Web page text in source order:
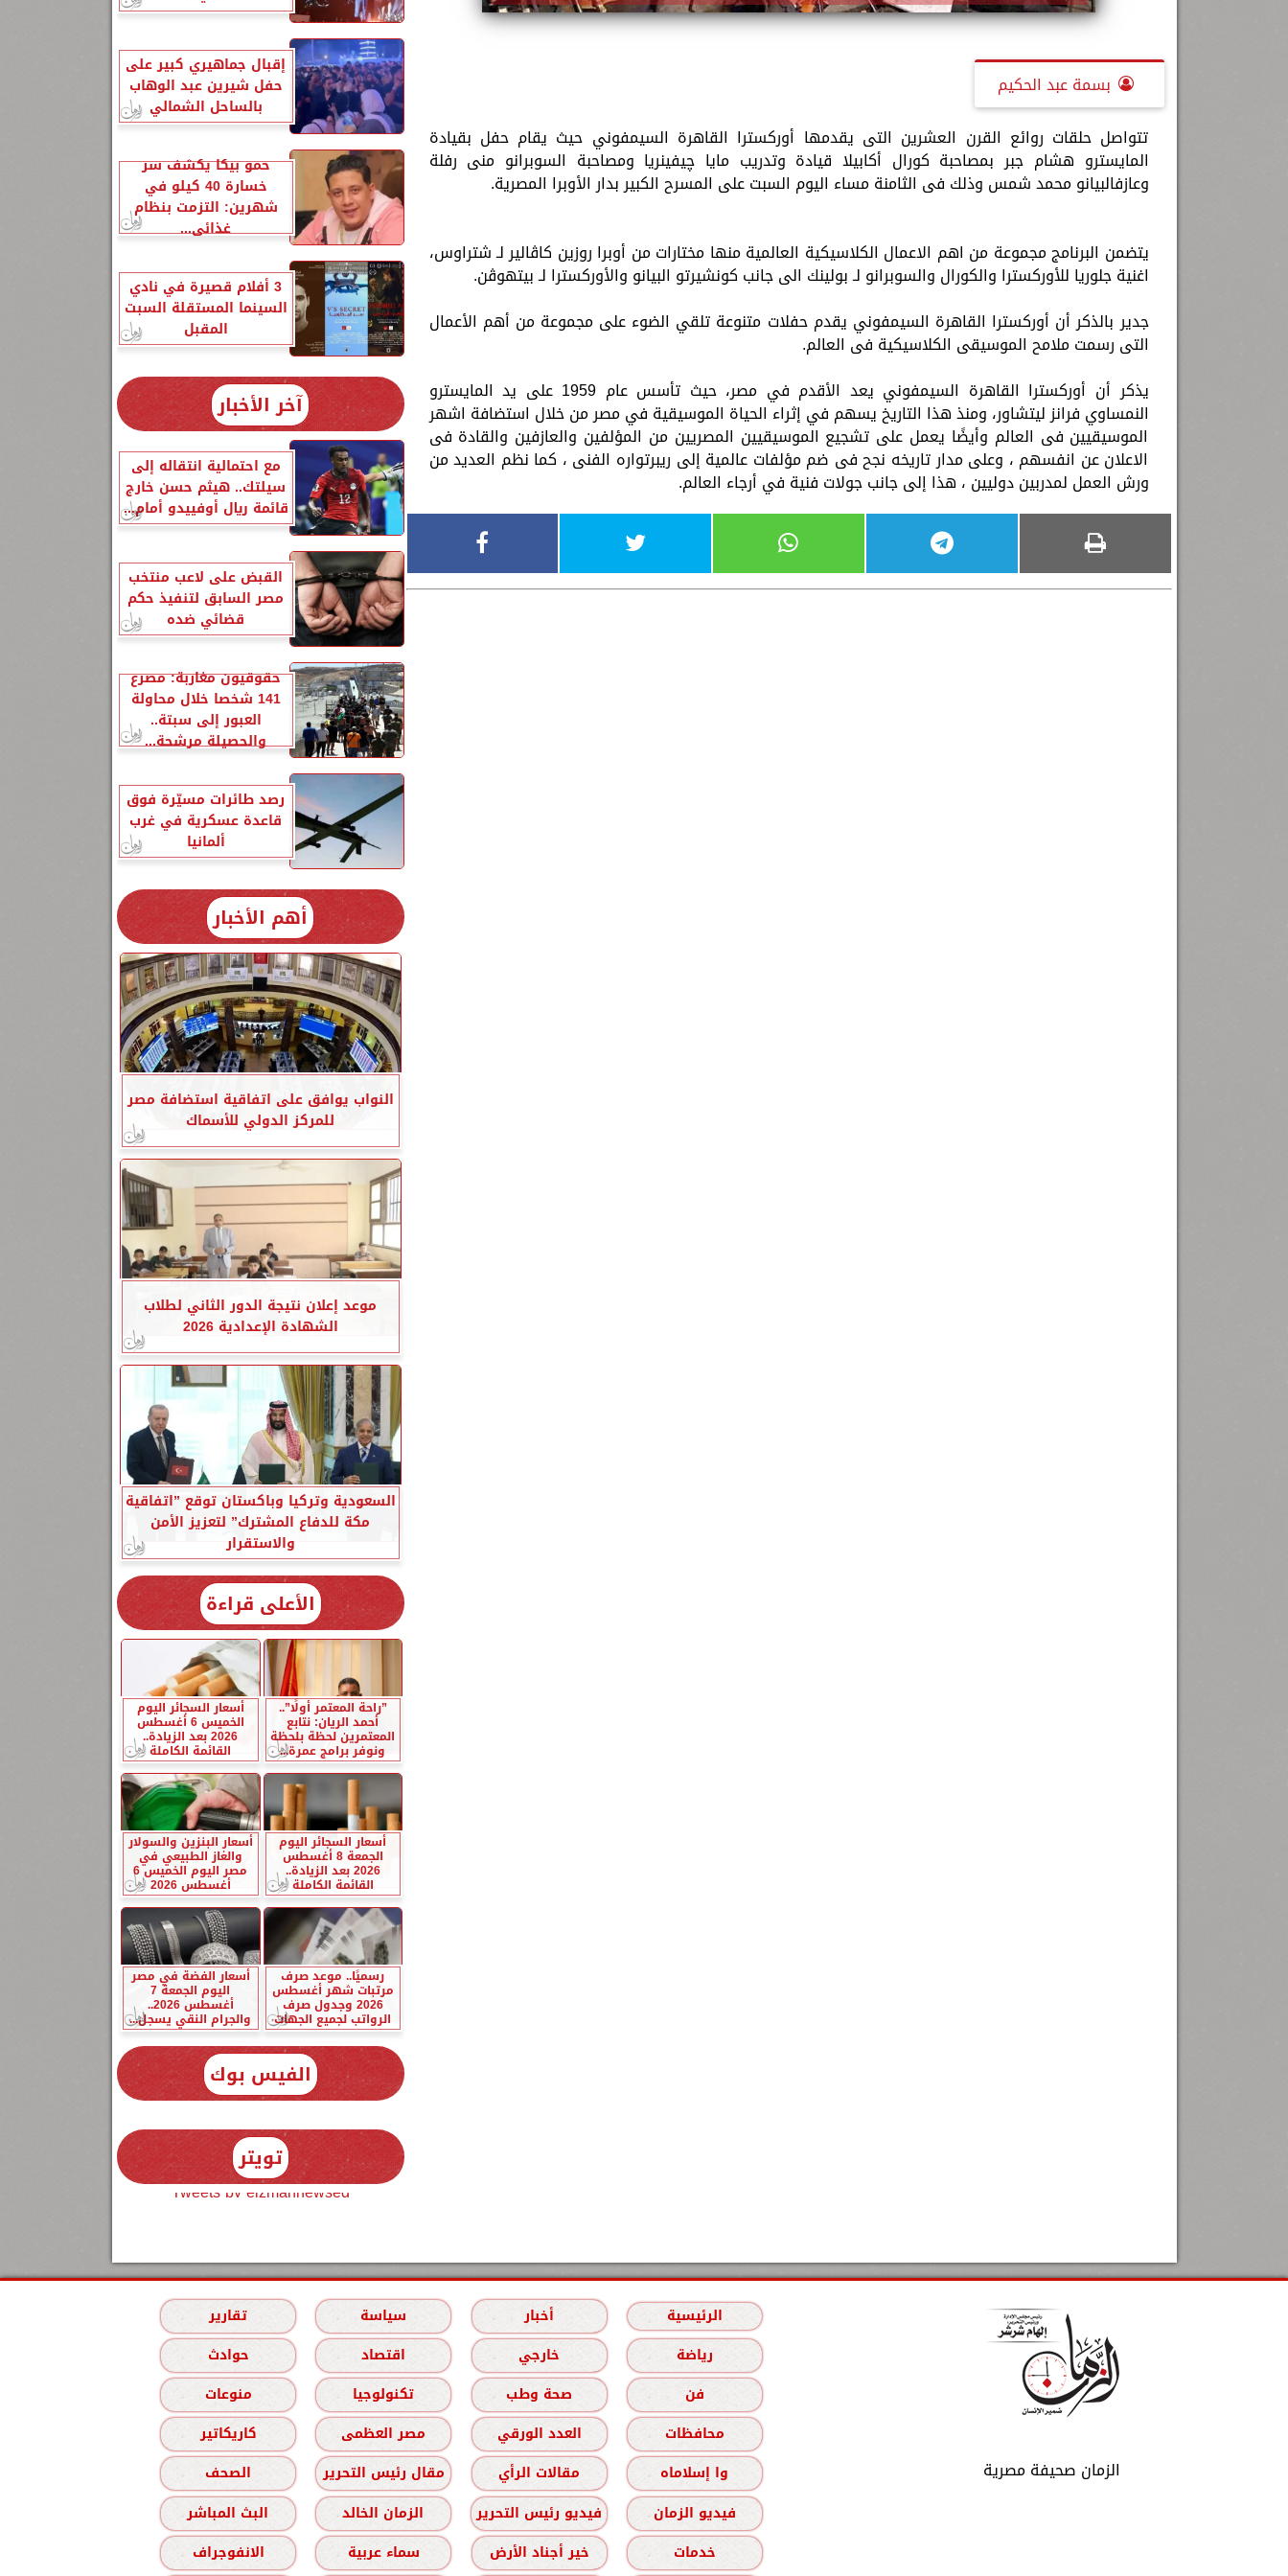
بسمة عبد الحكيم
تتواصل حلقات روائع القرن العشرين التى يقدمها أوركسترا القاهرة السيمفوني حيث يقام حفل بقيادة
المايسترو هشام جبر بمصاحبة كورال أكابيلا قيادة وتدريب مايا چيفينريا ومصاحبة السوبرانو منى رفلة
وعازفالبيانو محمد شمس وذلك فى الثامنة مساء اليوم السبت على المسرح الكبير بدار الأوبرا المصرية.
يتضمن البرنامج مجموعة من اهم الاعمال الكلاسيكية العالمية منها مختارات من أوبرا روزين كاڤالير لـ شتراوس،
اغنية جلوريا للأوركسترا والكورال والسوبرانو لـ بولينك الى جانب كونشيرتو البيانو والأوركسترا لـ بيتهوڤن.
جدير بالذكر أن أوركسترا القاهرة السيمفوني يقدم حفلات متنوعة تلقي الضوء على مجموعة من أهم الأعمال
التى رسمت ملامح الموسيقى الكلاسيكية فى العالم.
يذكر أن أوركسترا القاهرة السيمفوني يعد الأقدم في مصر، حيث تأسس عام 1959 على يد المايسترو
النمساوي فرانز ليتشاور، ومنذ هذا التاريخ يسهم في إثراء الحياة الموسيقية في مصر من خلال استضافة اشهر
الموسيقيين فى العالم وأيضًا يعمل على تشجيع الموسيقيين المصريين من المؤلفين والعازفين والقادة فى
الاعلان عن انفسهم ، وعلى مدار تاريخه نجح فى ضم مؤلفات عالمية إلى ريبرتواره الفنى ، كما نظم العديد من
ورش العمل لمدربين دوليين ، هذا إلى جانب جولات فنية في أرجاء العالم.
إقبال جماهيري كبير على
حفل شيرين عبد الوهاب
بالساحل الشمالي
حمو بيكا يكشف سر
خسارة 40 كيلو في
شهرين: التزمت بنظام
غذائي...
3 أفلام قصيرة في نادي
السينما المستقلة السبت
المقبل
آخر الأخبار
مع احتمالية انتقاله إلى
سيلتك.. هيثم حسن خارج
قائمة ريال أوفييدو أمام...
القبض على لاعب منتخب
مصر السابق لتنفيذ حكم
قضائي ضده
حقوقيون مغاربة: مصرع
141 شخصا خلال محاولة
العبور إلى سبتة..
والحصيلة مرشحة...
رصد طائرات مسيّرة فوق
قاعدة عسكرية في غرب
ألمانيا
أهم الأخبار
النواب يوافق على اتفاقية استضافة مصر
للمركز الدولي للأسماك
موعد إعلان نتيجة الدور الثاني لطلاب
الشهادة الإعدادية 2026
السعودية وتركيا وباكستان توقع ”اتفاقية
مكة للدفاع المشترك” لتعزيز الأمن
والاستقرار
الأعلى قراءة
”راحة المعتمر أولًا”..
أحمد الريان: نتابع
المعتمرين لحظة بلحظة
ونوفر برامج عمرة...
أسعار السجائر اليوم
الخميس 6 أغسطس
2026 بعد الزيادة..
القائمة الكاملة
أسعار السجائر اليوم
الجمعة 8 أغسطس
2026 بعد الزيادة..
القائمة الكاملة
أسعار البنزين والسولار
والغاز الطبيعي في
مصر اليوم الخميس 6
أغسطس 2026
رسميًا.. موعد صرف
مرتبات شهر أغسطس
2026 وجدول صرف
الرواتب لجميع الجهات
أسعار الفضة في مصر
اليوم الجمعة 7
أغسطس 2026..
والجرام النقي يسجل...
الفيس بوك
تويتر
Tweets by elzmannewseg
الزمان صحيفة مصرية
الرئيسية أخبار سياسة
تقارير
رياضة
خارجي اقتصاد
حوادث
فن
صحة وطب تكنولوجيا
منوعات
محافظات
العدد الورقي مصر العظمى
كاريكاتير
وا إسلاماه
مقالات الرأي مقال رئيس التحرير
الصحف
فيديو الزمان
فيديو رئيس التحرير الزمان الخالد
البث المباشر
خدمات
خير أجناد الأرض سماء عربية الانفوجراف